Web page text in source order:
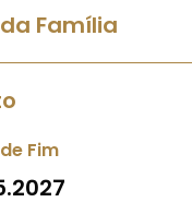
Família
Fim